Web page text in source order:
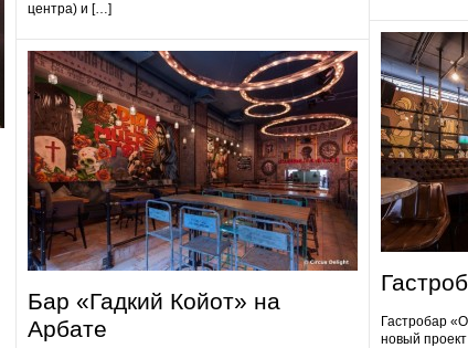
центра) и […]
Бар «Гадкий Койот» на
Арбате
Гастробap
новый